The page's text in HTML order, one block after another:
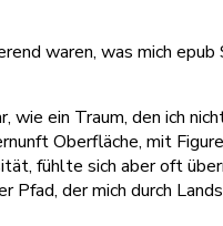
waren, was mich epub
ein Traum, den ich
Oberfläche, mit
fühlte sich aber oft
der mich durch